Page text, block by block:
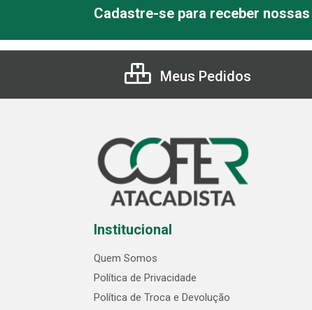
Cadastre-se para receber
Meus Pedidos
Institucional
Quem Somos
Política de Privacidade
Política de Troca e Devolução